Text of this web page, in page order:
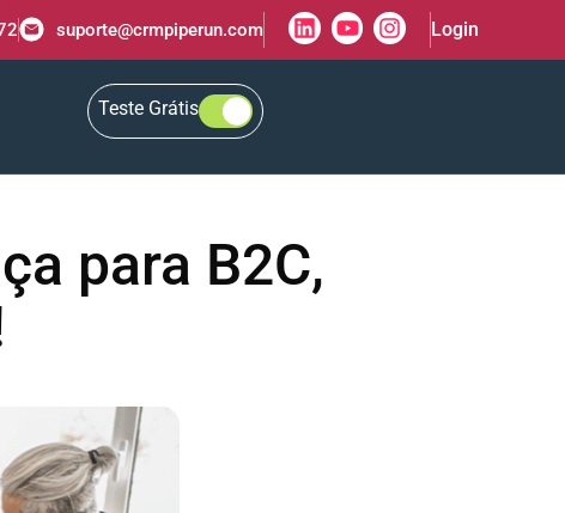
suporte@crmpiperun.com Login
Teste Grátis
para B2C,